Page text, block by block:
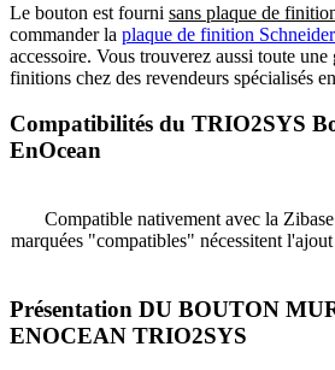
Le bouton est fourni sans plaque de
commander la plaque de finition
accessoire. Vous trouverez aussi toute une
finitions chez des revendeurs spécialisés
Compatibilités du TRIO2SYS
EnOcean
Compatible nativement avec la
marquées "compatibles" nécessitent
Présentation DU BOUTON
ENOCEAN TRIO2SYS